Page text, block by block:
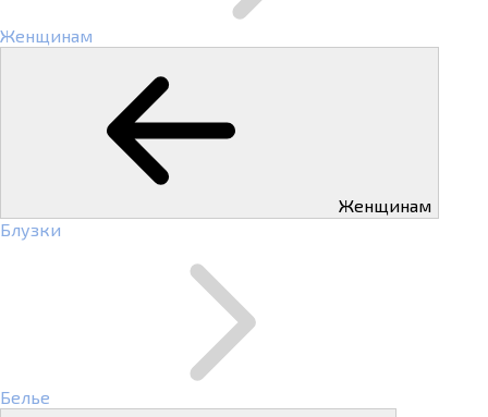
Женщинам
Женщинам
Блузки
Белье